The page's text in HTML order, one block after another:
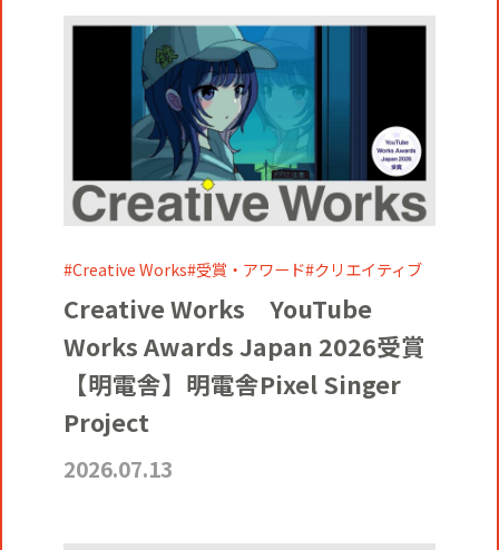
Creative Works 受賞・アワード クリエイティブ
Creative Works YouTube
Works Awards Japan 2026受賞
【明電舎】明電舎Pixel Singer
Project
2026.07.13